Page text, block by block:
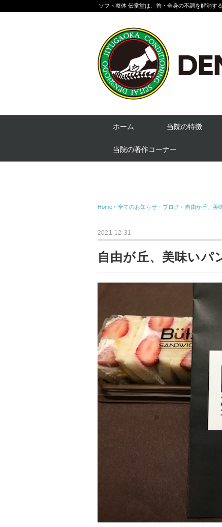
ソフト整体 伝掌堂は、首・全身の不調を解消す
ホーム 当院の特徴
当院の著作コーナー
Home › 全てのお知らせ・ブログ › 自由が丘、美
2021-12-31
自由が丘、美味いパ